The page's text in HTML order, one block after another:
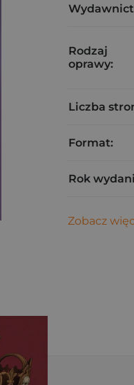
Rodzaj
oprawy:
Liczba
Format:
Rok
Zobacz